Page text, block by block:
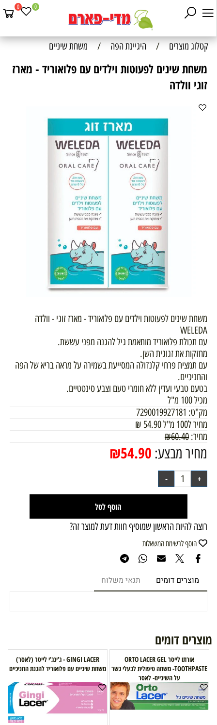
0 0
קטלוג מוצרים / היגיינת הפה / משחת שיניים
משחת שינים לפעוטות וילדים עם פלואוריד - מארז
זוגי וולדה
משחת שינים לפעוטות וילדים עם פלואוריד - מארז זוגי - וולדה
WELEDA
עם תכולת פלואוריד מותאמת גיל להגנה מפני עששת.
מחזקות את זגוגית השן.
עם תמצית פרחי קלנדולה המסייעת בשמירה על מראה בריא של הפה
והחניכיים.
בטעם טבעי ועדין ללא חומרי טעם וצבע סינטטיים.
מכיל 100 מ"ל
מק"ט: 7290019927181
מחיר ל100 מ"ל
54.90
₪
מחיר:
₪60.40
מחיר מבצע: ₪54.90
הוסף לסל
רוצה להיות הראשון שמוסיף חוות דעת למוצר זה?
הוסף לרשימת המשאלות
מוצרים דומים תנאי משלוח
מוצרים דומים
אורתו לייסר ORTO LACER GEL
TOOTHPASTE- משחה טיפולית לבעלי גשר
על השיניים- לאסר
GINGI LACER - ג'ינג'י לייסר (לאסר)
משחת שיניים עם פלואוריד להגנת החניכיים